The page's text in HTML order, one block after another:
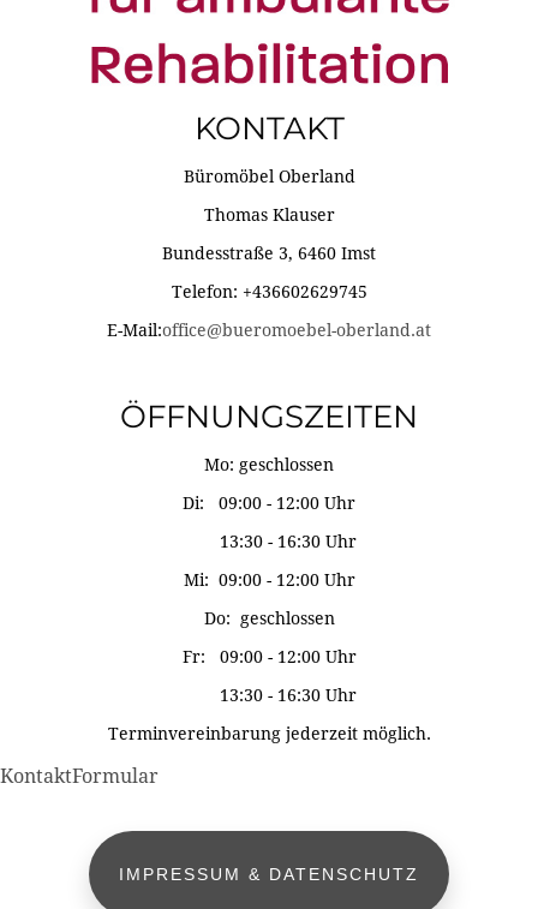
KONTAKT
Büromöbel Oberland
Thomas Klauser
Bundesstraße 3, 6460 Imst
Telefon: +436602629745
E-Mail:office@bueromoebel-oberland.at
ÖFFNUNGSZEITEN
Mo: geschlossen
Di: 09:00 - 12:00 Uhr
13:30 - 16:30 Uhr
Mi: 09:00 - 12:00 Uhr
Do: geschlossen
Fr: 09:00 - 12:00 Uhr
13:30 - 16:30 Uhr
Terminvereinbarung jederzeit möglich.
KontaktFormular
IMPRESSUM & DATENSCHUTZ